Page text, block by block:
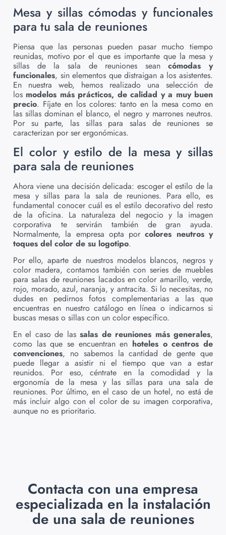
Mesa y sillas cómodas y funcionales
para tu sala de reuniones
Piensa que las personas pueden pasar mucho tiempo
reunidas, motivo por el que es importante que la mesa y
sillas de la sala de reuniones seancómodas y
funcionales, sin elementos que distraigan a los asistentes.
En nuestra web, hemos realizado una selección de
los modelos más prácticos, de calidad y a muy buen
precio. Fíjate en los colores: tanto en la mesa como en
las sillas dominan el blanco, el negro y marrones neutros.
Por su parte, las sillas para salas de reuniones se
caracterizan por ser ergonómicas.
El color y estilo de la mesa y sillas
para sala de reuniones
Ahora viene una decisión delicada: escoger el estilo de la
mesa y sillas para la sala de reuniones. Para ello, es
fundamental conocer cuál es el estilo decorativo del resto
de la oficina. La naturaleza del negocio y la imagen
corporativa te servirán también de gran ayuda.
Normalmente, la empresa opta porcolores neutros y
toques del color de su logotipo.
Por ello, aparte de nuestros modelos blancos, negros y
color madera, contamos también con series de muebles
para salas de reuniones lacados en color amarillo, verde,
rojo, morado, azul, naranja, y antracita. Si lo necesitas, no
dudes en pedirnos fotos complementarias a las que
encuentras en nuestro catálogo en línea o indicarnos si
buscas mesas o sillas con un color específico.
En el caso de lassalas de reuniones más generales,
como las que se encuentran en hoteles o centros de
convenciones, no sabemos la cantidad de gente que
puede llegar a asistir ni el tiempo que van a estar
reunidos. Por eso, céntrate en la comodidad y la
ergonomía de la mesa y las sillas para una sala de
reuniones. Por último, en el caso de un hotel, no está de
más incluir algo con el color de su imagen corporativa,
aunque no es prioritario.
Contacta con una empresa
especializada en la instalación
de una sala de reuniones